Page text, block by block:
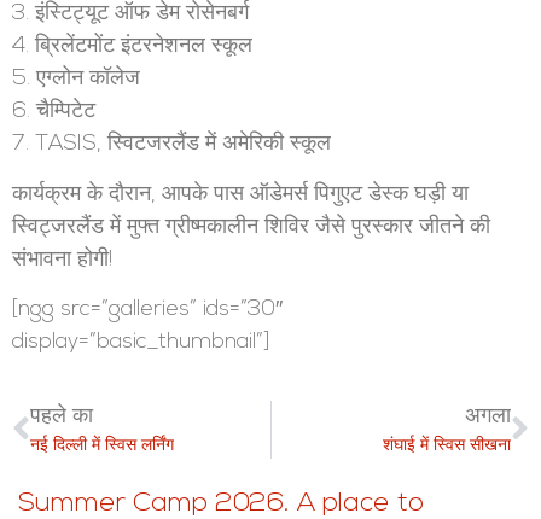
3. इंस्टिट्यूट ऑफ डेम रोसेनबर्ग
4. ब्रिलेंटमोंट इंटरनेशनल स्कूल
5. एग्लोन कॉलेज
6. चैम्पिटेट
7. TASIS, स्विटजरलैंड में अमेरिकी स्कूल
कार्यक्रम के दौरान, आपके पास ऑडेमर्स पिगुएट डेस्क घड़ी या
स्विट्जरलैंड में मुफ्त ग्रीष्मकालीन शिविर जैसे पुरस्कार जीतने की
संभावना होगी!
[ngg src=”galleries” ids=”30″
display=”basic_thumbnail”]
पहले का
नई दिल्ली में स्विस लर्निंग
अगला
शंघाई में स्विस सीखना
Summer Camp 2026. A place to